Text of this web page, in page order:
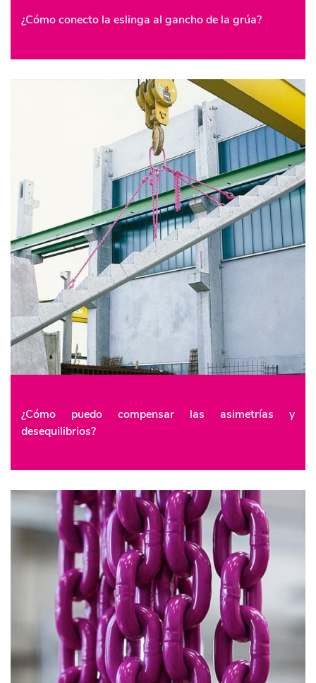
¿Cómo conecto la eslinga al gancho de la grúa?
¿Cómo puedo compensar las asimetrías y
desequilibrios?